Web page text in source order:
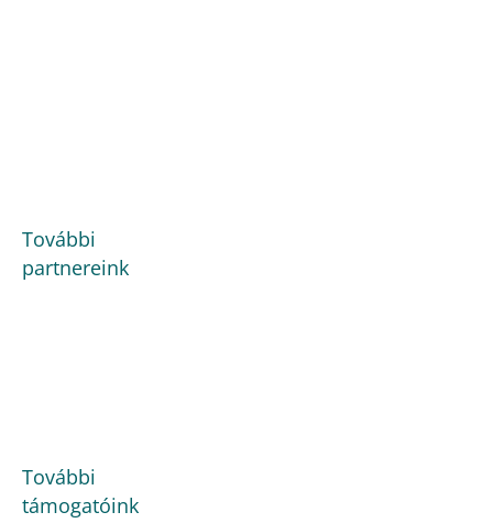
További
partnereink
További
támogatóink